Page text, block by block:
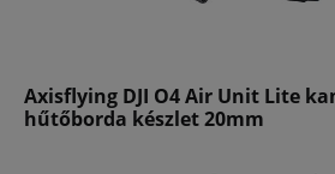
Axisflying DJI O4 Air Unit Lite
hűtőborda készlet 20mm